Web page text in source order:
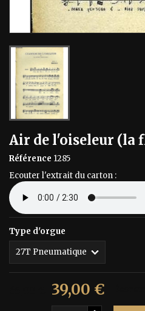
Air de l'oiseleur (la
Référence 1285
Ecouter l'extrait du carton :
Type d'orgue
39,00 €